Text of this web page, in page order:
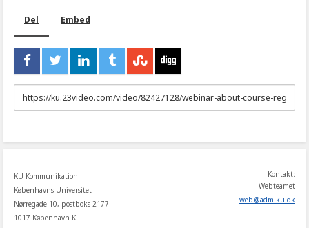
Del Embed
URL
to
KU Kommunikation
Københavns Universitet
Nørregade 10, postboks 2177
1017 København K
Kontakt:
Webteamet
web@adm.ku.dk